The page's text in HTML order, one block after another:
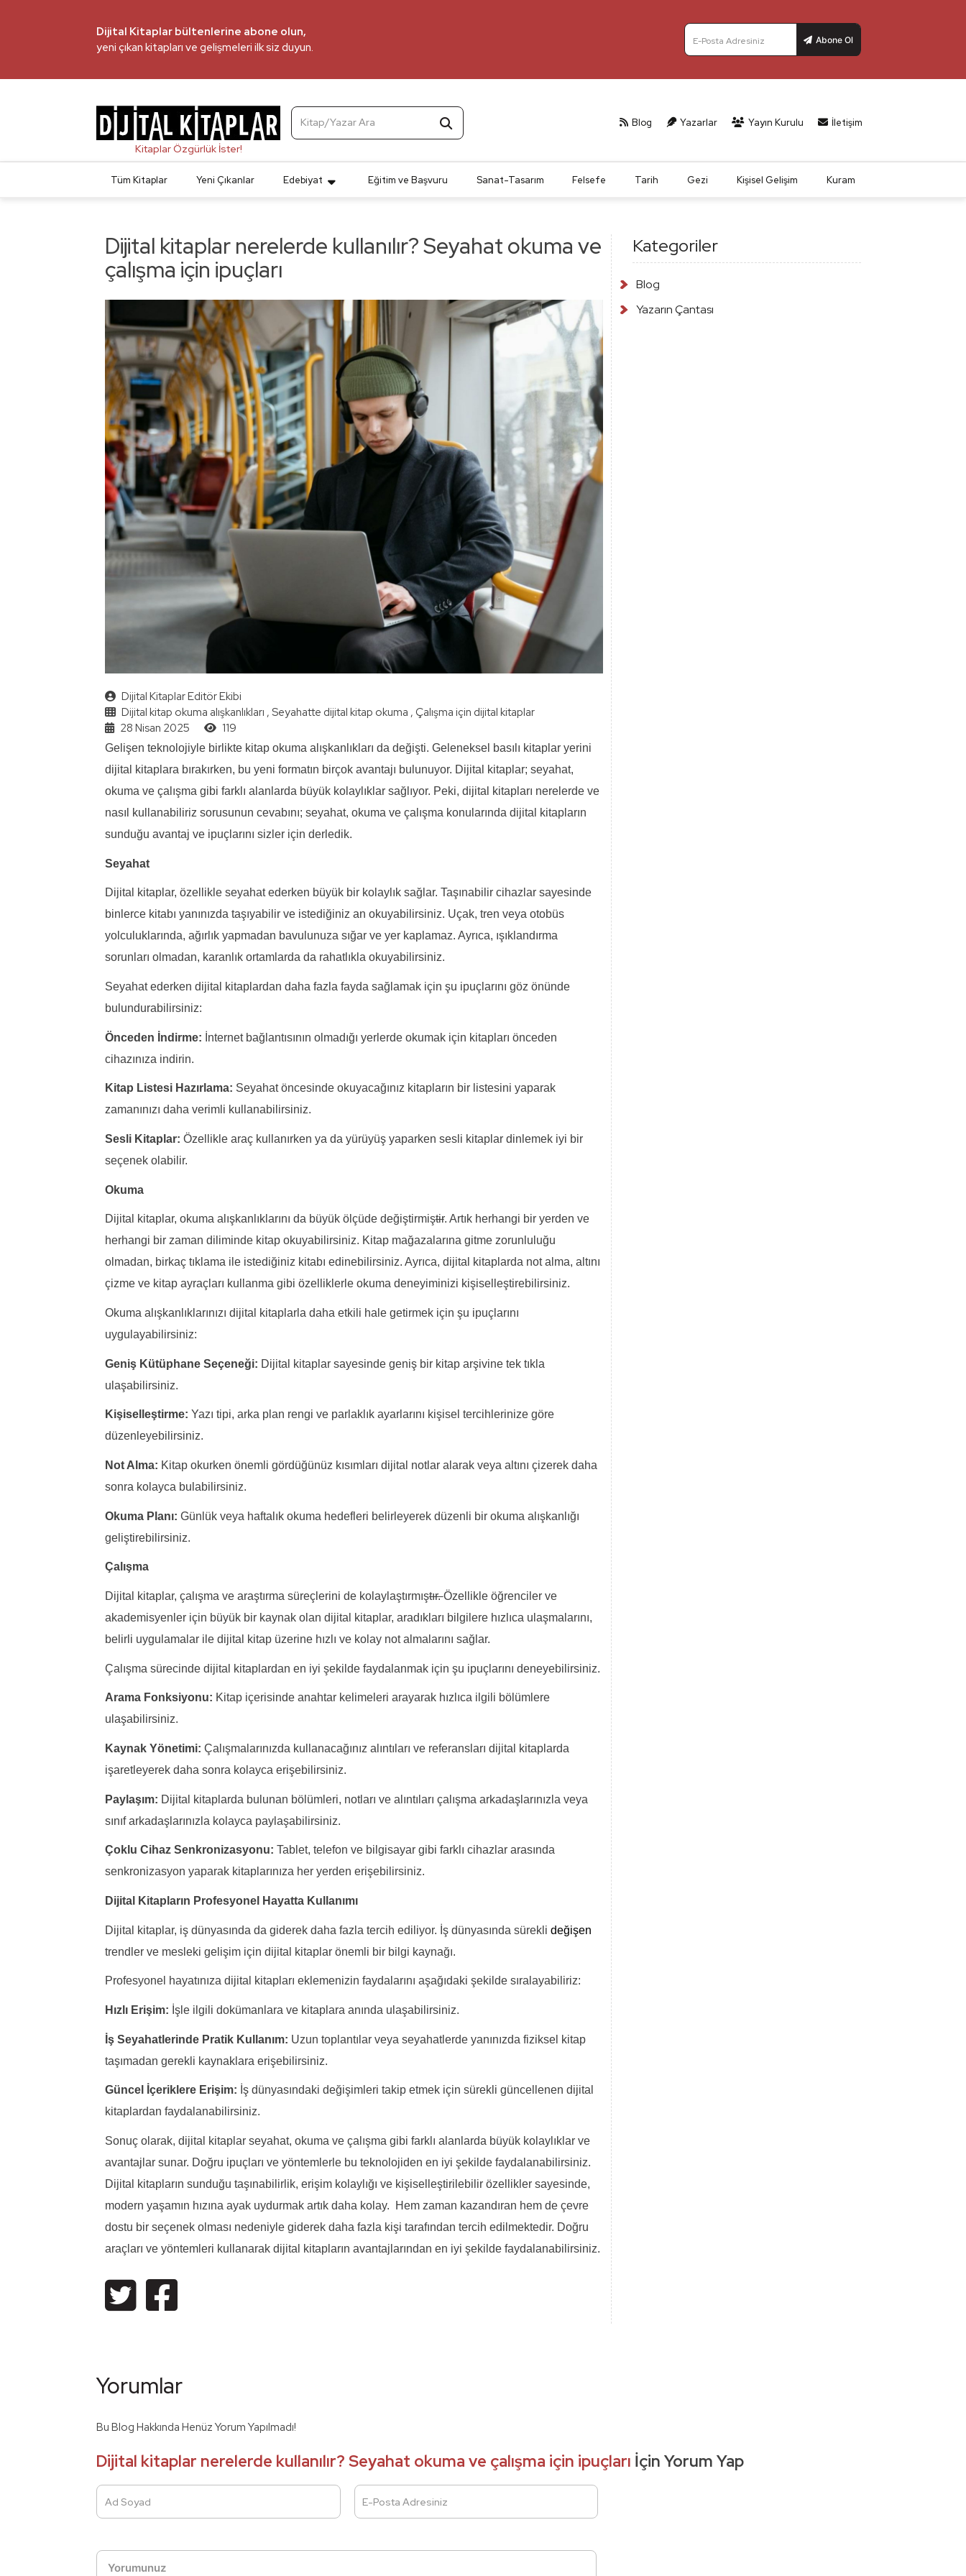
Dijital Kitaplar bültenlerine abone olun,
yeni çıkan kitapları ve gelişmeleri ilk siz duyun.
Abone Ol
E-Posta Adresiniz
Kitap/Yazar Ara Blog Yazarlar Yayın Kurulu İletişim
Tüm Kitaplar Yeni Çıkanlar Edebiyat Eğitim ve Başvuru Sanat-Tasarım Felsefe Tarih Gezi Kişisel Gelişim Kuram
Dijital kitaplar nerelerde kullanılır? Seyahat okuma ve
çalışma için ipuçları
Dijital Kitaplar Editör Ekibi
Dijital kitap okuma alışkanlıkları , Seyahatte dijital kitap okuma , Çalışma için dijital kitaplar
28 Nisan 2025
119
Gelişen teknolojiyle birlikte kitap okuma alışkanlıkları da değişti. Geleneksel basılı kitaplar yerini
dijital kitaplara bırakırken, bu yeni formatın birçok avantajı bulunuyor. Dijital kitaplar; seyahat,
okuma ve çalışma gibi farklı alanlarda büyük kolaylıklar sağlıyor. Peki, dijital kitapları nerelerde ve
nasıl kullanabiliriz sorusunun cevabını; seyahat, okuma ve çalışma konularında dijital kitapların
sunduğu avantaj ve ipuçlarını sizler için derledik.
Seyahat
Dijital kitaplar, özellikle seyahat ederken büyük bir kolaylık sağlar. Taşınabilir cihazlar sayesinde
binlerce kitabı yanınızda taşıyabilir ve istediğiniz an okuyabilirsiniz. Uçak, tren veya otobüs
yolculuklarında, ağırlık yapmadan bavulunuza sığar ve yer kaplamaz. Ayrıca, ışıklandırma
sorunları olmadan, karanlık ortamlarda da rahatlıkla okuyabilirsiniz.
Seyahat ederken dijital kitaplardan daha fazla fayda sağlamak için şu ipuçlarını göz önünde
bulundurabilirsiniz:
Önceden İndirme: İnternet bağlantısının olmadığı yerlerde okumak için kitapları önceden
cihazınıza indirin.
Kitap Listesi Hazırlama: Seyahat öncesinde okuyacağınız kitapların bir listesini yaparak
zamanınızı daha verimli kullanabilirsiniz.
Sesli Kitaplar: Özellikle araç kullanırken ya da yürüyüş yaparken sesli kitaplar dinlemek iyi bir
seçenek olabilir.
Okuma
Dijital kitaplar, okuma alışkanlıklarını da büyük ölçüde değiştirmiştir. Artık herhangi bir yerden ve
herhangi bir zaman diliminde kitap okuyabilirsiniz. Kitap mağazalarına gitme zorunluluğu
olmadan, birkaç tıklama ile istediğiniz kitabı edinebilirsiniz. Ayrıca, dijital kitaplarda not alma, altını
çizme ve kitap ayraçları kullanma gibi özelliklerle okuma deneyiminizi kişiselleştirebilirsiniz.
Okuma alışkanlıklarınızı dijital kitaplarla daha etkili hale getirmek için şu ipuçlarını
uygulayabilirsiniz:
Geniş Kütüphane Seçeneği: Dijital kitaplar sayesinde geniş bir kitap arşivine tek tıkla
ulaşabilirsiniz.
Kişiselleştirme: Yazı tipi, arka plan rengi ve parlaklık ayarlarını kişisel tercihlerinize göre
düzenleyebilirsiniz.
Not Alma: Kitap okurken önemli gördüğünüz kısımları dijital notlar alarak veya altını çizerek daha
sonra kolayca bulabilirsiniz.
Okuma Planı: Günlük veya haftalık okuma hedefleri belirleyerek düzenli bir okuma alışkanlığı
geliştirebilirsiniz.
Çalışma
Dijital kitaplar, çalışma ve araştırma süreçlerini de kolaylaştırmıştır.Özellikle öğrenciler ve
akademisyenler için büyük bir kaynak olan dijital kitaplar, aradıkları bilgilere hızlıca ulaşmalarını,
belirli uygulamalar ile dijital kitap üzerine hızlı ve kolay not almalarını sağlar.
Çalışma sürecinde dijital kitaplardan en iyi şekilde faydalanmak için şu ipuçlarını deneyebilirsiniz.
Arama Fonksiyonu: Kitap içerisinde anahtar kelimeleri arayarak hızlıca ilgili bölümlere
ulaşabilirsiniz.
Kaynak Yönetimi: Çalışmalarınızda kullanacağınız alıntıları ve referansları dijital kitaplarda
işaretleyerek daha sonra kolayca erişebilirsiniz.
Paylaşım: Dijital kitaplarda bulunan bölümleri, notları ve alıntıları çalışma arkadaşlarınızla veya
sınıf arkadaşlarınızla kolayca paylaşabilirsiniz.
Çoklu Cihaz Senkronizasyonu: Tablet, telefon ve bilgisayar gibi farklı cihazlar arasında
senkronizasyon yaparak kitaplarınıza her yerden erişebilirsiniz.
Dijital Kitapların Profesyonel Hayatta Kullanımı
Dijital kitaplar, iş dünyasında da giderek daha fazla tercih ediliyor. İş dünyasında sürekli değişen
trendler ve mesleki gelişim için dijital kitaplar önemli bir bilgi kaynağı.
Profesyonel hayatınıza dijital kitapları eklemenizin faydalarını aşağıdaki şekilde sıralayabiliriz:
Hızlı Erişim: İşle ilgili dokümanlara ve kitaplara anında ulaşabilirsiniz.
İş Seyahatlerinde Pratik Kullanım: Uzun toplantılar veya seyahatlerde yanınızda fiziksel kitap
taşımadan gerekli kaynaklara erişebilirsiniz.
Güncel İçeriklere Erişim: İş dünyasındaki değişimleri takip etmek için sürekli güncellenen dijital
kitaplardan faydalanabilirsiniz.
Sonuç olarak, dijital kitaplar seyahat, okuma ve çalışma gibi farklı alanlarda büyük kolaylıklar ve
avantajlar sunar. Doğru ipuçları ve yöntemlerle bu teknolojiden en iyi şekilde faydalanabilirsiniz.
Dijital kitapların sunduğu taşınabilirlik, erişim kolaylığı ve kişiselleştirilebilir özellikler sayesinde,
modern yaşamın hızına ayak uydurmak artık daha kolay. Hem zaman kazandıran hem de çevre
dostu bir seçenek olması nedeniyle giderek daha fazla kişi tarafından tercih edilmektedir. Doğru
araçları ve yöntemleri kullanarak dijital kitapların avantajlarından en iyi şekilde faydalanabilirsiniz.
Kategoriler
Blog
Yazarın Çantası
Yorumlar
Bu Blog Hakkında Henüz Yorum Yapılmadı!
Dijital kitaplar nerelerde kullanılır? Seyahat okuma ve çalışma için ipuçları İçin Yorum Yap
Ad Soyad E-Posta Adresiniz